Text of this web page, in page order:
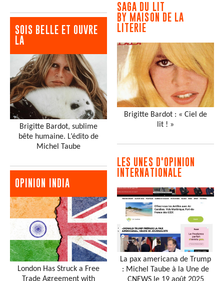
SOIS BELLE ET OUVRE
LA
Brigitte Bardot, sublime
bête humaine. L’édito de
Michel Taube
OPINION INDIA
London Has Struck a Free
Trade Agreement with
SAGA DU LIT
BY MAISON DE LA
LITERIE
Brigitte Bardot : « Ciel de
lit ! »
LES UNES D'OPINION
INTERNATIONALE
La pax americana de Trump
: Michel Taube à la Une de